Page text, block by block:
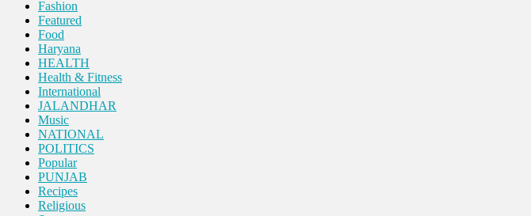
Fashion
Featured
Food
Haryana
HEALTH
Health & Fitness
International
JALANDHAR
Music
NATIONAL
POLITICS
Popular
PUNJAB
Recipes
Religious